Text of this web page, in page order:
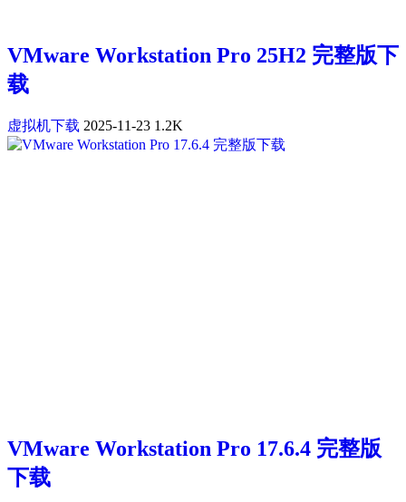
VMware Workstation Pro 25H2 完整版下
载
虚拟机下载 2025-11-23 1.2K
VMware Workstation Pro 17.6.4 完整版
下载